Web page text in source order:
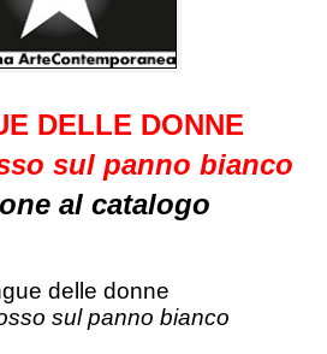
DELLE DONNE
sul panno bianco
al catalogo
delle donne
sul panno bianco